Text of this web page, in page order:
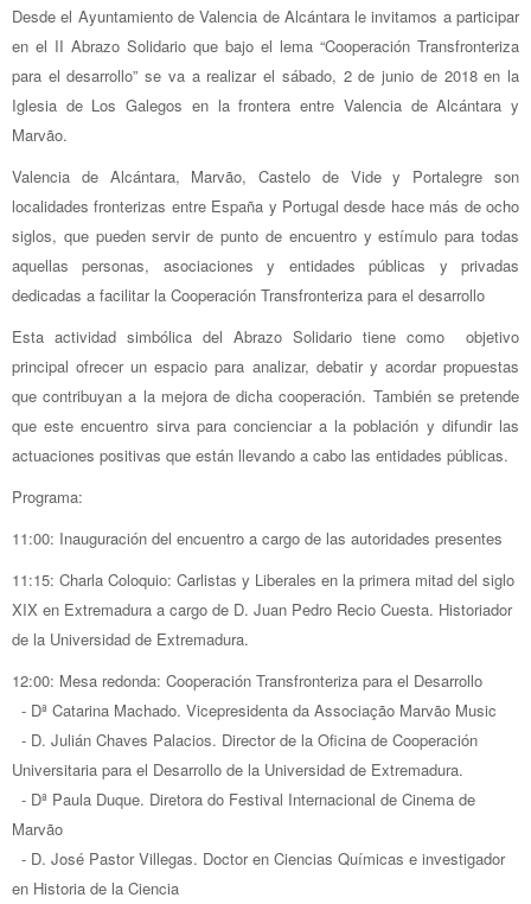
Desde el Ayuntamiento de Valencia de Alcántara le invitamos a participar
en el II Abrazo Solidario que bajo el lema “Cooperación Transfronteriza
para el desarrollo” se va a realizar el sábado, 2 de junio de 2018 en la
Iglesia de Los Galegos en la frontera entre Valencia de Alcántara y
Marvão.
Valencia de Alcántara, Marvão, Castelo de Vide y Portalegre son
localidades fronterizas entre España y Portugal desde hace más de ocho
siglos, que pueden servir de punto de encuentro y estímulo para todas
aquellas personas, asociaciones y entidades públicas y privadas
dedicadas a facilitar la Cooperación Transfronteriza para el desarrollo
Esta actividad simbólica del Abrazo Solidario tiene como objetivo
principal ofrecer un espacio para analizar, debatir y acordar propuestas
que contribuyan a la mejora de dicha cooperación. También se pretende
que este encuentro sirva para concienciar a la población y difundir las
actuaciones positivas que están llevando a cabo las entidades públicas.
Programa:
11:00: Inauguración del encuentro a cargo de las autoridades presentes
11:15: Charla Coloquio: Carlistas y Liberales en la primera mitad del siglo
XIX en Extremadura a cargo de D. Juan Pedro Recio Cuesta. Historiador
de la Universidad de Extremadura.
12:00: Mesa redonda: Cooperación Transfronteriza para el Desarrollo
- Dª Catarina Machado. Vicepresidenta da Associação Marvão Music
- D. Julián Chaves Palacios. Director de la Oficina de Cooperación
Universitaria para el Desarrollo de la Universidad de Extremadura.
- Dª Paula Duque. Diretora do Festival Internacional de Cinema de
Marvão
- D. José Pastor Villegas. Doctor en Ciencias Químicas e investigador
en Historia de la Ciencia